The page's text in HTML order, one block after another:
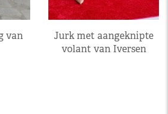
van
Jurk met aangeknipte
volant van Iversen